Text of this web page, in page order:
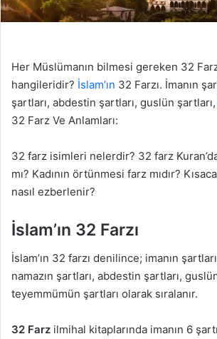
Her Müslümanın bilmesi gereken 32
hangileridir? İslam’ın 32 Farzı. İmanın
şartları, abdestin şartları, guslün şartları,
32 Farz Ve Anlamları:
32 farz isimleri nelerdir? 32 farz
mı? Kadının örtünmesi farz mıdır?
nasıl ezberlenir?
İslam’ın 32 Farzı
İslam’ın 32 farzı denilince; imanın
namazın şartları, abdestin şartları,
teyemmümün şartları olarak sıralanır.
32 Farz ilmihal kitaplarında imanın 6